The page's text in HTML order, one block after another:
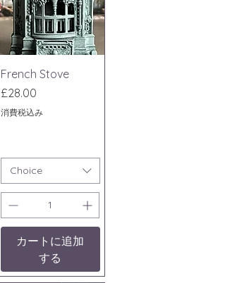
クイックビュー
French Stove
価格
£28.00
消費税込み
Choice
カートに追加
する